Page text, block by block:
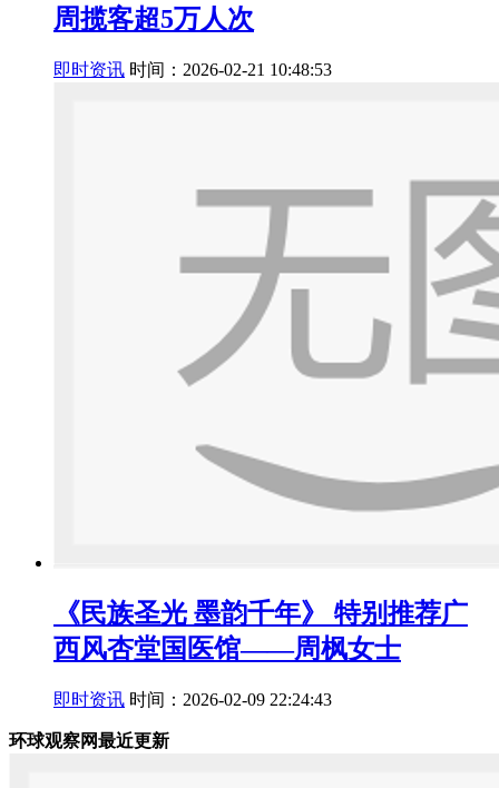
周揽客超5万人次
即时资讯 时间：2026-02-21 10:48:53
《民族圣光 墨韵千年》 特别推荐广
西风杏堂国医馆——周枫女士
即时资讯 时间：2026-02-09 22:24:43
环球观察网最近更新